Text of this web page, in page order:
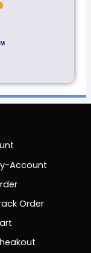
Account
Order